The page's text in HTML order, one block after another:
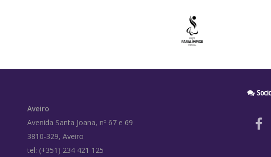
Aveiro
Avenida Santa Joana, nº 67 e 69
3810-329, Aveiro
tel: (+351) 234 421 125